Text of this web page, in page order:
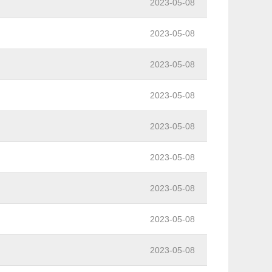
2023-05-08
2023-05-08
2023-05-08
2023-05-08
2023-05-08
2023-05-08
2023-05-08
2023-05-08
2023-05-08